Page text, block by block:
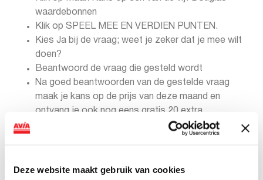
Deze website maakt gebruik van cookies
waardebonnen
Klik op SPEEL MEE EN VERDIEN PUNTEN.
Kies Ja bij de vraag; weet je zeker dat je mee wilt
doen?
Beantwoord de vraag die gesteld wordt
Na goed beantwoorden van de gestelde vraag
maak je kans op de prijs van deze maand en
ontvang je ook nog eens gratis 20 extra
voorwaarden.